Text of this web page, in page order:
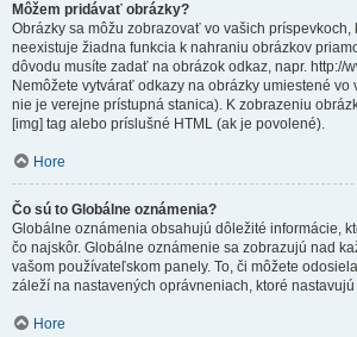
Môžem pridávať obrázky?
Obrázky sa môžu zobrazovať vo vašich príspevkoch,
neexistuje žiadna funkcia k nahraniu obrázkov
dôvodu musíte zadať na obrázok odkaz, napr. http://
Nemôžete vytvárať odkazy na obrázky umiestené vo
nie je verejne prístupná stanica). K zobrazeniu
[img] tag alebo príslušné HTML (ak je povolené).
Hore
Čo sú to Globálne oznámenia?
Globálne oznámenia obsahujú dôležité informácie,
čo najskôr. Globálne oznámenie sa zobrazujú nad
vašom používateľskom panely. To, či môžete
záleží na nastavených oprávneniach, ktoré
Hore